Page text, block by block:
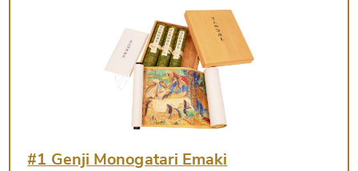
#1 Genji Monogatari Emaki